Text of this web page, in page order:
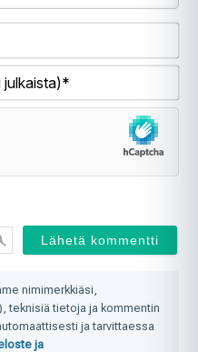
ei
nimimerkkiäsi,
teknisiä tietoja ja kommentin
ja tarvittaessa
ja